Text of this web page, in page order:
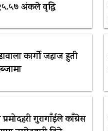
अंकले वृद्धि
कार्गो जहाज हुती
प्रमोदहरी गुरागाँईले काँग्रेस